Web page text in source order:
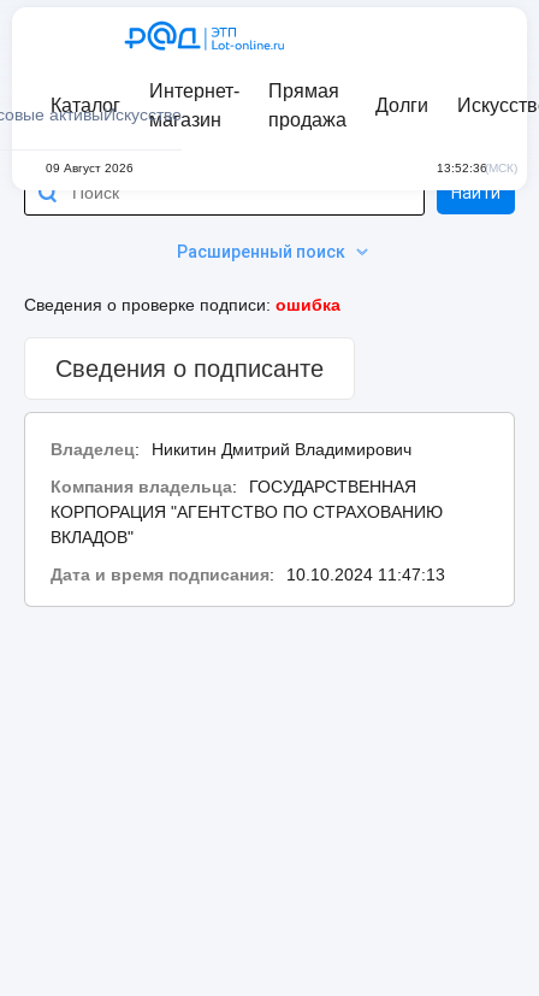
активыИскусство
Каталог
Интернет-
магазин
Прямая
продажа
Долги
09 Август 2026 13:52:36(МСК)
Расширенный поиск
Найти
Сведения о проверке подписи: ошибка
Сведения о подписанте
Владелец:
Никитин Дмитрий Владимирович
Компания владельца:
ГОСУДАРСТВЕННАЯ
КОРПОРАЦИЯ "АГЕНТСТВО ПО СТРАХОВАНИЮ
ВКЛАДОВ"
Дата и время подписания: 10.10.2024 11:47:13